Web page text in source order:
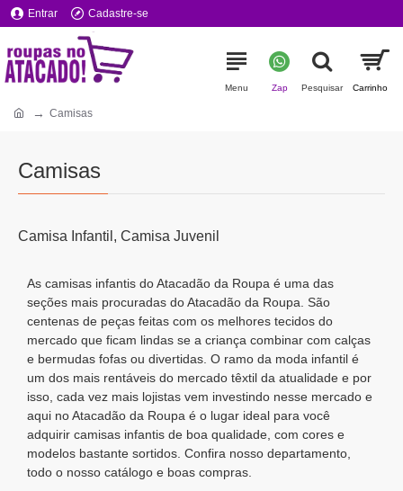
Entrar Cadastre-se
Camisas
Camisas
Camisa Infantil, Camisa Juvenil
As camisas infantis do Atacadão da Roupa é uma das
seções mais procuradas do Atacadão da Roupa. São
centenas de peças feitas com os melhores tecidos do
mercado que ficam lindas se a criança combinar com calças
e bermudas fofas ou divertidas. O ramo da moda infantil é
um dos mais rentáveis do mercado têxtil da atualidade e por
isso, cada vez mais lojistas vem investindo nesse mercado e
aqui no Atacadão da Roupa é o lugar ideal para você
adquirir camisas infantis de boa qualidade, com cores e
modelos bastante sortidos. Confira nosso departamento,
todo o nosso catálogo e boas compras.